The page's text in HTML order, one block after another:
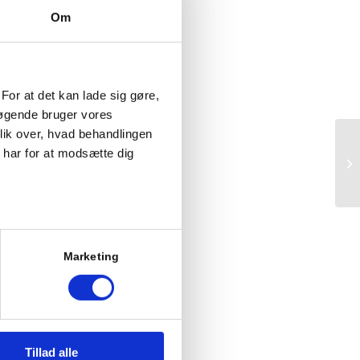
Om
at det kan lade sig gøre,
bruger vores
over, hvad behandlingen
for at modsætte dig
du også læser vores
Marketing
Tillad alle
tema. I de to første er det
vi får lov at høre fra,
i behandlingen.
diagnosemanual, vi
og borderline